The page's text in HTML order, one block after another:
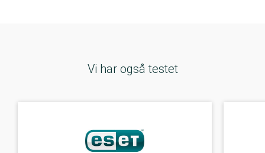
Vi har også testet